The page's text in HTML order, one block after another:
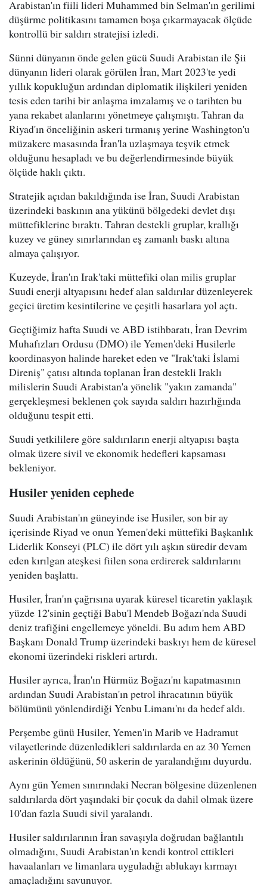
Arabistan'ın fiili lideri Muhammed bin Selman'ın gerilimi
düşürme politikasını tamamen boşa çıkarmayacak ölçüde
kontrollü bir saldırı stratejisi izledi.
Sünni dünyanın önde gelen gücü Suudi Arabistan ile Şii
dünyanın lideri olarak görülen İran, Mart 2023'te yedi
yıllık kopukluğun ardından diplomatik ilişkileri yeniden
tesis eden tarihi bir anlaşma imzalamış ve o tarihten bu
yana rekabet alanlarını yönetmeye çalışmıştı. Tahran da
Riyad'ın önceliğinin askeri tırmanış yerine Washington'u
müzakere masasında İran'la uzlaşmaya teşvik etmek
olduğunu hesapladı ve bu değerlendirmesinde büyük
ölçüde haklı çıktı.
Stratejik açıdan bakıldığında ise İran, Suudi Arabistan
üzerindeki baskının ana yükünü bölgedeki devlet dışı
müttefiklerine bıraktı. Tahran destekli gruplar, krallığı
kuzey ve güney sınırlarından eş zamanlı baskı altına
almaya çalışıyor.
Kuzeyde, İran'ın Irak'taki müttefiki olan milis gruplar
Suudi enerji altyapısını hedef alan saldırılar düzenleyerek
geçici üretim kesintilerine ve çeşitli hasarlara yol açtı.
Geçtiğimiz hafta Suudi ve ABD istihbaratı, İran Devrim
Muhafızları Ordusu (DMO) ile Yemen'deki Husilerle
koordinasyon halinde hareket eden ve "Irak'taki İslami
Direniş" çatısı altında toplanan İran destekli Iraklı
milislerin Suudi Arabistan'a yönelik "yakın zamanda"
gerçekleşmesi beklenen çok sayıda saldırı hazırlığında
olduğunu tespit etti.
Suudi yetkililere göre saldırıların enerji altyapısı başta
olmak üzere sivil ve ekonomik hedefleri kapsaması
bekleniyor.
Husiler yeniden cephede
Suudi Arabistan'ın güneyinde ise Husiler, son bir ay
içerisinde Riyad ve onun Yemen'deki müttefiki Başkanlık
Liderlik Konseyi (PLC) ile dört yılı aşkın süredir devam
eden kırılgan ateşkesi fiilen sona erdirerek saldırılarını
yeniden başlattı.
Husiler, İran'ın çağrısına uyarak küresel ticaretin yaklaşık
yüzde 12'sinin geçtiği Babu'l Mendeb Boğazı'nda Suudi
deniz trafiğini engellemeye yöneldi. Bu adım hem ABD
Başkanı Donald Trump üzerindeki baskıyı hem de küresel
ekonomi üzerindeki riskleri artırdı.
Husiler ayrıca, İran'ın Hürmüz Boğazı'nı kapatmasının
ardından Suudi Arabistan'ın petrol ihracatının büyük
bölümünü yönlendirdiği Yenbu Limanı'nı da hedef aldı.
Perşembe günü Husiler, Yemen'in Marib ve Hadramut
vilayetlerinde düzenledikleri saldırılarda en az 30 Yemen
askerinin öldüğünü, 50 askerin de yaralandığını duyurdu.
Aynı gün Yemen sınırındaki Necran bölgesine düzenlenen
saldırılarda dört yaşındaki bir çocuk da dahil olmak üzere
10'dan fazla Suudi sivil yaralandı.
Husiler saldırılarının İran savaşıyla doğrudan bağlantılı
olmadığını, Suudi Arabistan'ın kendi kontrol ettikleri
havaalanları ve limanlara uyguladığı ablukayı kırmayı
amaçladığını savunuyor.